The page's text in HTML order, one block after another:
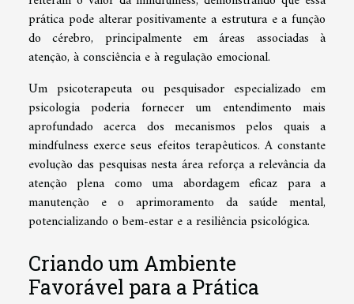
prática pode alterar positivamente a estrutura e a função
do cérebro, principalmente em áreas associadas à
atenção, à consciência e à regulação emocional.
Um psicoterapeuta ou pesquisador especializado em
psicologia poderia fornecer um entendimento mais
aprofundado acerca dos mecanismos pelos quais a
mindfulness exerce seus efeitos terapêuticos. A constante
evolução das pesquisas nesta área reforça a relevância da
atenção plena como uma abordagem eficaz para a
manutenção e o aprimoramento da saúde mental,
potencializando o bem-estar e a resiliência psicológica.
Criando um Ambiente
Favorável para a Prática